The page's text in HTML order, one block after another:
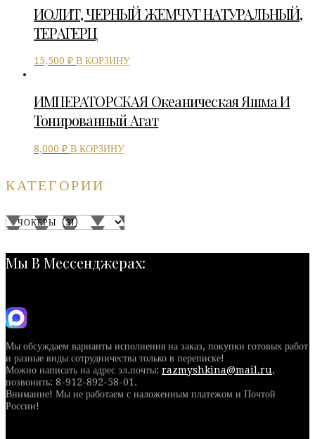
ИОЛИТ, ЧЕРНЫЙ ЖЕМЧУГ НАТУРАЛЬНЫЙ,
ТЕРАГЕРЦ
15,500 ₽ В КОРЗИНУ
ИМПЕРАТОРСКАЯ Океаническая Яшма И
Тонированный Агат
8,000 ₽ В КОРЗИНУ
КАТЕГОРИИ
Мы В Мессенджерах:
Мы обсуждаем варианты исполнения на заказ, покупки готовых работ
и разные виды сотрудничества только в переписке!
Можно написать на адрес эл.почты: razmyshkina@mail.ru,
позвонить: 8-912-892-58-01.
Внимание! Мы не работаем с наложенным платежом и Почтой
России!